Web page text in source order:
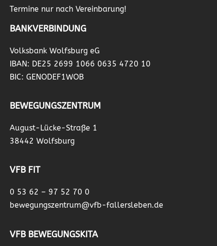
Termine nur nach Vereinbarung!
BANKVERBINDUNG
Volksbank Wolfsburg eG
IBAN: DE25 2699 1066 0635 4720 10
BIC: GENODEF1WOB
BEWEGUNGSZENTRUM
August-Lücke-Straße 1
38442 Wolfsburg
VFB FIT
0 53 62 – 97 52 70 0
bewegungszentrum@vfb-fallersleben.de
VFB BEWEGUNGSKITA